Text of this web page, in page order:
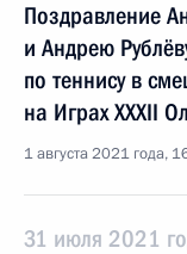
Поздравление
и Андрею
по теннису в
на Играх XXXII
1 августа 2021 года,
31 июля 2021